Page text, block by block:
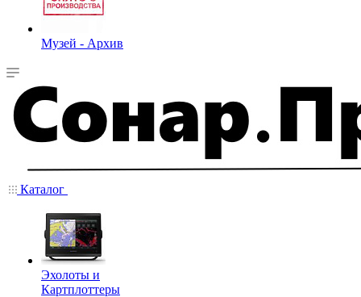
Музей - Архив
Каталог
Эхолоты и
Картплоттеры